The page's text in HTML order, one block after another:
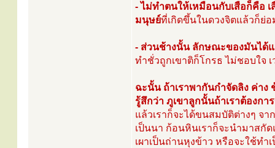
- ไม่ทำตนให้เหมือนกับเสือก็คือ
มนุษย์ที่เกิดขึ้นในดวงจิตแล้วก็ย่
- ส่วนช้างนั้น ลักษณะของมันได้
ทำชั่วถูกเขาติก็โกรธ ไม่ชอบใจ
ฉะนั้น ถ้าเราพากันกำจัดลิง ค่าง
รู้สึกว่า ภูเขาลูกนั้นถ้าเราต้องกา
แล้วเราก็จะได้ขนสมบัติต่างๆ จา
เป็นนา ก้อนหินเราก็จะนำมาสกั
เผาเป็นถ่านหุงข้าว หรือจะใช้ทำ